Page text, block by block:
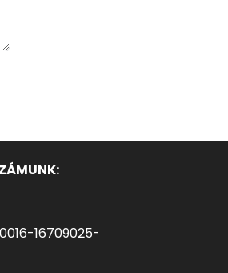
16709025-